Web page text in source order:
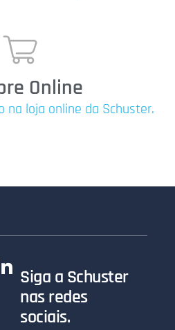
Online
na loja online da Schuster.
Siga a Schuster
nas redes
sociais.